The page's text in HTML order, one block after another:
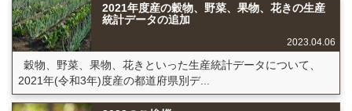
2021年度産の穀物、野菜、果物、花きの生産
統計データの追加
2023.04.06
穀物、野菜、果物、花きといった生産統計データについて、
2021年(令和3年)度産の都道府県別デ...